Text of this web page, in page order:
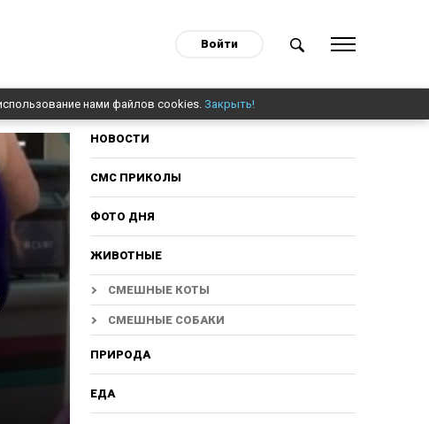
Войти
нами файлов cookies. Закрыть!
НОВОСТИ
СМС ПРИКОЛЫ
ФОТО ДНЯ
ЖИВОТНЫЕ
СМЕШНЫЕ КОТЫ
СМЕШНЫЕ СОБАКИ
ПРИРОДА
ЕДА